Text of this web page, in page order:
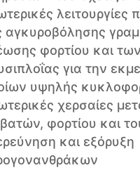
λειτουργίες
αγκυροβόλησης
φορτίου και
για την
υψηλής
χερσαίες
φορτίου και
και εξόρυξη